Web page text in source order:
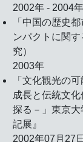
2002年 - 2004年
「中国の歴史
ンパクトに関
究）
2003年
「文化観光の
成長と伝統文
探る－」東京
記展』
2002年07月27日